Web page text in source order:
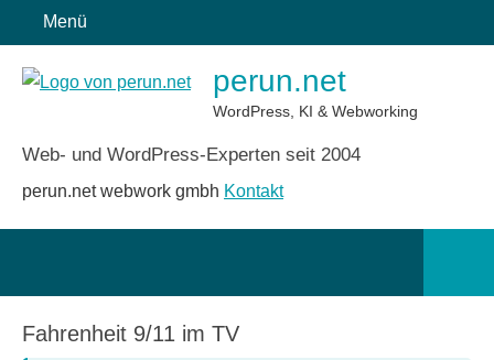
Inhalt
springen
Menü
perun.net
WordPress, KI & Webworking
Web- und WordPress-Experten seit 2004
perun.net webwork gmbh Kontakt
Fahrenheit 9/11 im TV